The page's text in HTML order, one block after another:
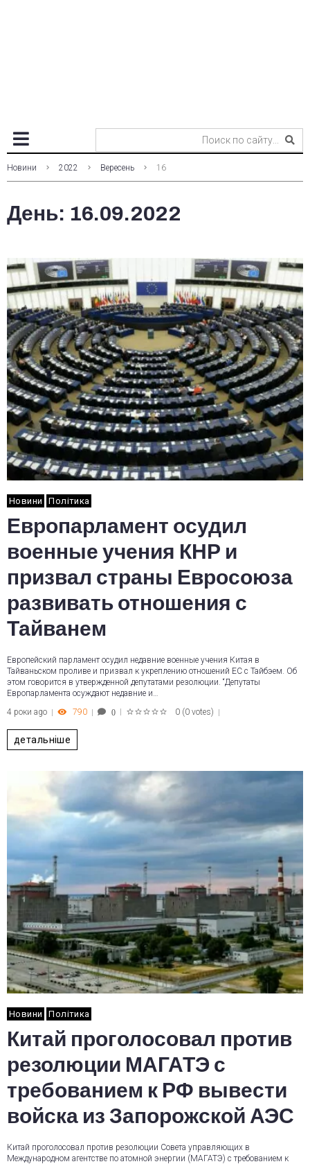
Новини 2022 Вересень 16
День: 16.09.2022
Новини Політика
Европарламент осудил
военные учения КНР и
призвал страны Евросоюза
развивать отношения с
Тайванем
Европейский парламент осудил недавние военные учения Китая в
Тайваньском проливе и призвал к укреплению отношений ЕС с Тайбэем. Об
этом говорится в утвержденной депутатами резолюции. “Депутаты
Европарламента осуждают недавние и…
4 роки ago
790 0 0 (0 votes)
детальніше
Новини Політика
Китай проголосовал против
резолюции МАГАТЭ с
требованием к РФ вывести
войска из Запорожской АЭС
Китай проголосовал против резолюции Совета управляющих в
Международном агентстве по атомной энергии (МАГАТЭ) с требованием к